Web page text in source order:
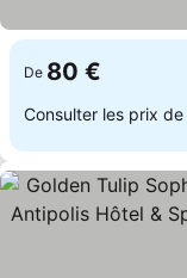
De 80 €
Consulter les prix de